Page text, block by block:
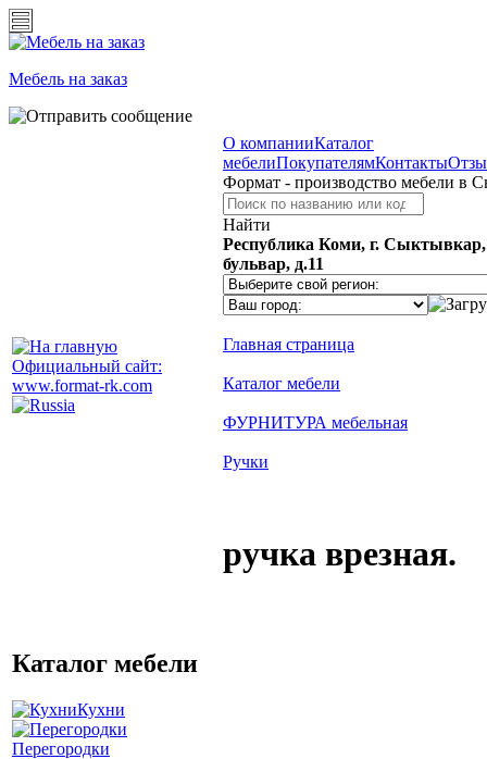
Мебель на заказ
Официальный сайт:
www.format-rk.com
О компанииКаталог
мебелиПокупателямКонтакты
Формат - производство мебели в
Найти
Республика Коми, г.
бульвар, д.11
Главная страница
Каталог мебели
ФУРНИТУРА мебельная
Ручки
ручка врезная.
Каталог мебели
Кухни
Перегородки